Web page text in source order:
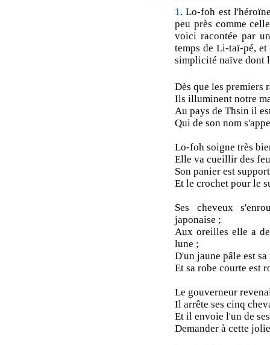
1. Lo-foh est
peu près comme
voici racontée par
temps de Li-taï-pé,
simplicité naïve dont
Dès que les premiers
Ils illuminent notre
Au pays de Thsin il
Qui de son nom
Lo-foh soigne très
Elle va cueillir des
Son panier est
Et le crochet pour le
Ses cheveux
japonaise ;
Aux oreilles elle a
lune ;
D'un jaune pâle est
Et sa robe courte est
Le gouverneur
Il arrête ses cinq
Et il envoie l'un de
Demander à cette